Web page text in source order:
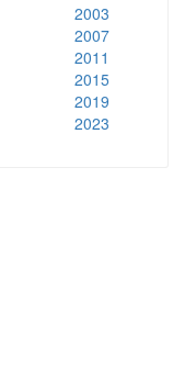
2003
2007
2011
2015
2019
2023